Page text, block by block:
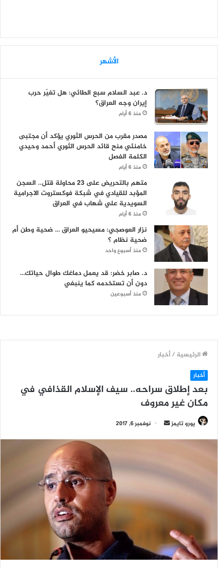
الأشهر
د. عبد السلام سبع الطائي: هل تغيّر حرب
إيران وجه العراق؟
منذ 6 أيام
مصدر مقرب من الحرس الثوري يؤكد أن مجتبى
خامنئي منح قائد الحرس الثوري أحمد وحيدي
الكلمة الفصل
منذ 6 أيام
متهم بالتحريض على 23 محاولة قتل.. السجن
المؤبد للقيادي في شبكة فوكستروت الاجرامية
السويدية علي شهاب في العراق
منذ 6 أيام
نزار العوصجي: مسيحيو العراق … ضحية وطن أم
ضحية نظام ؟
منذ أسبوع واحد
د. صابر خضر: قد يعمل دماغك طوال حياتك…
دون أن تستخدمه كما ينبغي
منذ أسبوعين